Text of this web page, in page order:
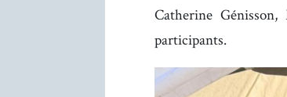
Catherine
participants.